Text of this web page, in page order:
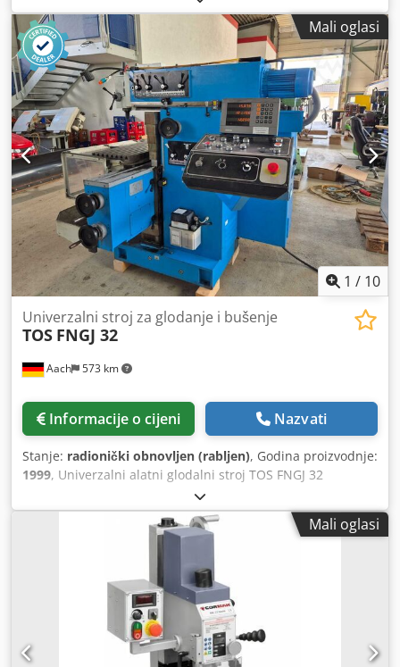
mm Standardi i odobrenja Standard DIN EN 55011 EMC
klasa C2 Travel XA [...] Dkodpfxjg U Uv Us Akqjr
Godina proizvodnje: 1984 Putovanja osi: X 500, Y 300, Z 400
mm Raspon okretaja: 25 – 2500 o/min Sadržaj dodatne
opreme: Fiksni kutni stol 850 mm x 400 mm površina
stezanja Zakretni okrugli stol Ø 450 mm s dijeljenim
diskovima Glava za izradu utora Pomična okomita glava za
glodanje Izvlačiva bušilna pinola Beskonačno podesivo
posmicanje putem potenciometra Razni glodački držači SK
40 / S22 x 2 Posuda za strugotinu Dksdpfxoxuh Rde Akqjr
Automatska centralna pumpa za podmazivanje za osi X, Y,
Z Strojna svjetiljka Uređaj za hlađenje 4 kom. podnožja
stroja Upute za uporabu
Mali oglasi
1 / 10
Aach 573 km
Univerzalni stroj za glodanje i bušenje
TOS FNGJ 32
Informacije o cijeni Nazvati
Stanje: radionički obnovljen (rabljen), Godina proizvodnje:
1999, Univerzalni alatni glodalni stroj TOS FNGJ 32
Heidenhain digitalni prikaz za 3 osi Godina proizvodnje:
1999 Hodovi: X 600, Y 400, Z 400 mm Raspon okretaja: 40 –
2000 o/min S dodatnom opremom: - Fiksni kutni stol,
glodanje - Izvlačiva bušilna pinola - Različiti držači alata SK
40 - Zaštitni uređaj Dkedpoxc It Iefx Akqjr - Kada za
strugotine - Strojna svjetiljka - Automatska središnja
pumpa za podmazivanje za X, Y, Z osi - Uređaj za
rashladnu tekućinu - 4 kom. strojne noge
Mali oglasi